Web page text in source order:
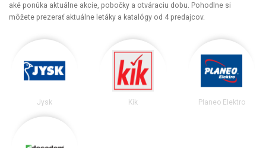
aké ponúka aktuálne akcie, pobočky a otváraciu dobu. Pohodlne si
môžete prezerať aktuálne letáky a katalógy od 4 predajcov.
Jysk Kik Planeo Elektro